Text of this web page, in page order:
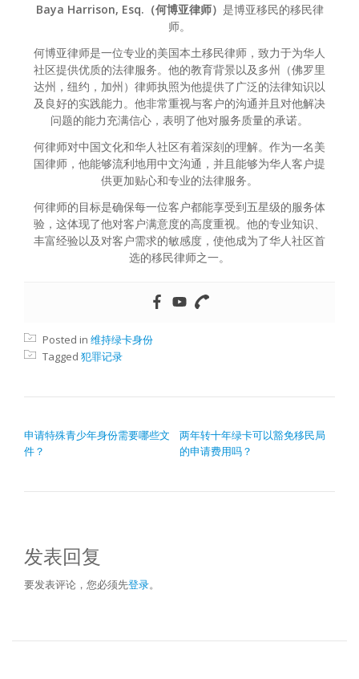
Baya Harrison, Esq.（何博亚律师） 是博亚移民的移民律
师。
何博亚律师是一位专业的美国本土移民律师，致力于为华人
社区提供优质的法律服务。他的教育背景以及多州（佛罗里
达州，纽约，加州）律师执照为他提供了广泛的法律知识以
及良好的实践能力。他非常重视与客户的沟通并且对他解决
问题的能力充满信心，表明了他对服务质量的承诺。
何律师对中国文化和华人社区有着深刻的理解。作为一名美
国律师，他能够流利地用中文沟通，并且能够为华人客户提
供更加贴心和专业的法律服务。
何律师的目标是确保每一位客户都能享受到五星级的服务体
验，这体现了他对客户满意度的高度重视。他的专业知识、
丰富经验以及对客户需求的敏感度，使他成为了华人社区首
选的移民律师之一。
Posted in 维持绿卡身份
Tagged 犯罪记录
申请特殊青少年身份需要哪些文
件？
两年转十年绿卡可以豁免移民局
的申请费用吗？
发表回复
要发表评论，您必须先登录。